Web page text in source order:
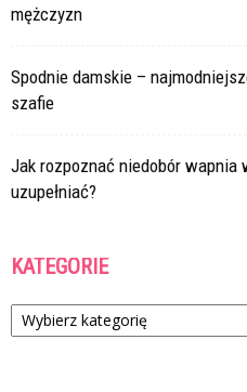
mężczyzn
Spodnie damskie –
szafie
Jak rozpoznać niedobór wapnia
uzupełniać?
KATEGORIE
Kategorie